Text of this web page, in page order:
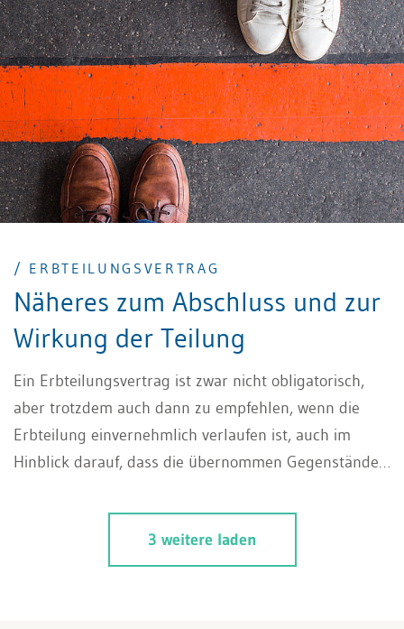
Erben, bis diese im Rahmen der Erbteilung verteilt
bzw. geregelt werden.
/ ERBTEILUNGSVERTRAG
Näheres zum Abschluss und zur
Wirkung der Teilung
Ein Erbteilungsvertrag ist zwar nicht obligatorisch,
aber trotzdem auch dann zu empfehlen, wenn die
Erbteilung einvernehmlich verlaufen ist, auch im
Hinblick darauf, dass die übernommen Gegenstände
und dann keine Streitigkeiten entstehen sollen.
3 weitere laden